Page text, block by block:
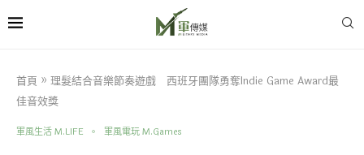
首頁 » 理髮結合音樂節奏遊戲 西班牙團隊勇奪Indie Game Award最
佳音效獎
軍風生活 M.LIFE 軍風電玩 M.Games